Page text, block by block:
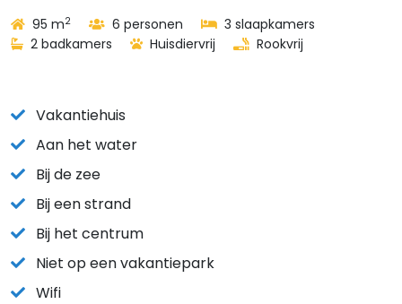
95 m2 6 personen
3 slaapkamers
2 badkamers
Huisdiervrij Rookvrij
Vakantiehuis
Aan het water
Bij de zee
Bij een strand
Bij het centrum
Niet op een vakantiepark
Wifi